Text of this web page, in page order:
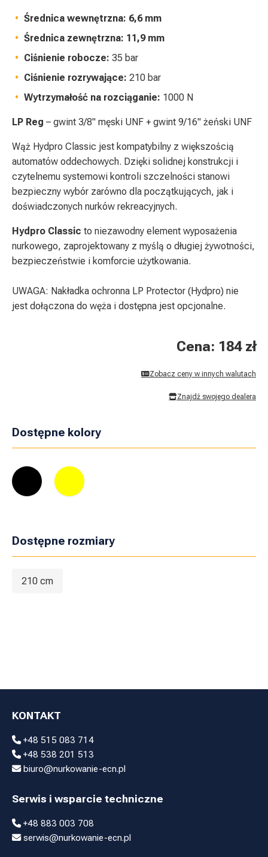
Średnica wewnętrzna: 6,6 mm
Średnica zewnętrzna: 11,9 mm
Ciśnienie robocze: 35 bar
Ciśnienie rozrywające: 210 bar
Wytrzymałość na rozciąganie: 1000 N
LP Reg – gwint 3/8" męski UNF + gwint 9/16" żeński UNF
Wąż Hydpro Classic jest kompatybilny z większością
automatów oddechowych. Dzięki solidnej konstrukcji i
czytelnemu systemowi kontroli szczelności stanowi
bezpieczny wybór zarówno dla początkujących, jak i
doświadczonych nurków rekreacyjnych.
Hydpro Classic to niezawodny element wyposażenia
nurkowego, zaprojektowany z myślą o długiej żywotności,
bezpieczeństwie i komforcie użytkowania.
UWAGA: Nakładka ochronna LP Protector (Hydpro) nie
jest dołączona do węża i dostępna jest opcjonalne.
Cena: 184 zł
Zobacz ceny w innych walutach
Znajdź swojego dealera
Dostępne kolory
Dostępne rozmiary
210 cm
KONTAKT
+48 515 083 714
+48 538 201 513
biuro@nurkowanie-ecn.pl
Serwis i wsparcie techniczne
+48 883 003 708
serwis@nurkowanie-ecn.pl